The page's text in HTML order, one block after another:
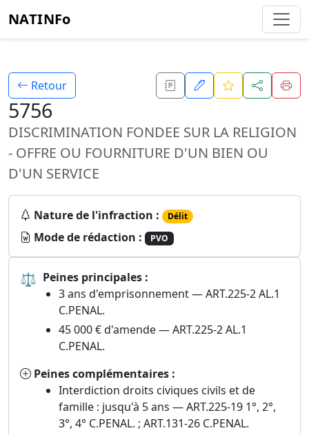
NATINFo
Retour
5756
DISCRIMINATION FONDEE SUR LA RELIGION
- OFFRE OU FOURNITURE D'UN BIEN OU
D'UN SERVICE
Nature de l'infraction : Délit
Mode de rédaction : PVO
⚖ Peines principales :
3 ans d'emprisonnement — ART.225-2 AL.1
C.PENAL.
45 000 € d'amende — ART.225-2 AL.1
C.PENAL.
Peines complémentaires :
Interdiction droits civiques civils et de
famille : jusqu'à 5 ans — ART.225-19 1°, 2°,
3°, 4° C.PENAL. ; ART.131-26 C.PENAL.